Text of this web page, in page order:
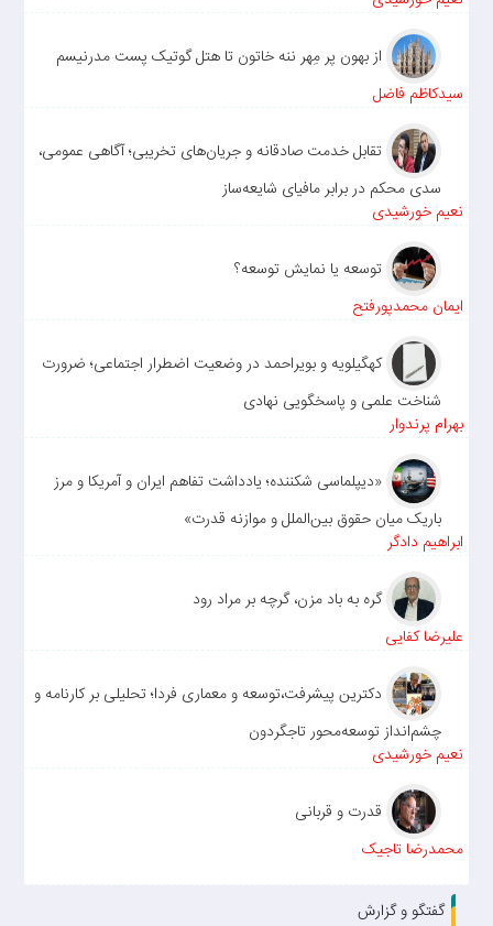
از بهون پر مِهر ننه خاتون تا هتل گوتیک پست مدرنیسم
سیدکاظم فاضل
تقابل خدمت صادقانه و جریان‌های تخریبی؛ آگاهی عمومی،
سدی محکم در برابر مافیای شایعه‌ساز
نعیم خورشیدی
توسعه یا نمایش توسعه؟
ایمان محمدپورفتح
کهگیلویه و بویراحمد در وضعیت اضطرار اجتماعی؛ ضرورت
شناخت علمی و پاسخگویی نهادی
بهرام پرندوار
«دیپلماسی شکننده؛ یادداشت تفاهم ایران و آمریکا و مرز
باریک میان حقوق بین‌الملل و موازنه قدرت»
ابراهیم دادگر
گره به باد مزن، گرچه بر مراد رود
علیرضا کفایی
دکترین پیشرفت،توسعه و معماری فردا؛ تحلیلی بر کارنامه و
چشم‌انداز توسعه‌محور تاجگردون
نعیم خورشیدی
قدرت و قربانی
محمدرضا تاجیک
گفتگو و گزارش